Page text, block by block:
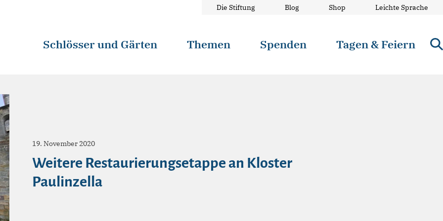
Die Stiftung Blog Shop Leichte Sprache
Schlösser und Gärten Themen Spenden Tagen & Feiern
19. November 2020
Weitere Restaurierungsetappe an Kloster
Paulinzella